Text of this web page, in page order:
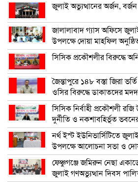
জুলাই অভ্যুত্থানের অর্জন,
জালালাবাদ গ্যাস অফিসে
উপলক্ষে দোয়া মাহফিল
সিসিক প্রকৌশলীর বিরুদ্ধে
জৈন্তাপুরে ১৪৮ বস্তা জিরা
ওসির বিরুদ্ধে ডাকাতদের
সিসিক নির্বাহী প্রকৌশলী রজি
দুর্নীতি ও নকশাবহির্ভূত
নর্থ ইস্ট ইউনিভার্সিটিতে
উপলক্ষে আলোচনা সভা ও
ফেঞ্চুগঞ্জে জমিরুন নেছা
জুলাই গণঅভ্যুত্থান দিবস